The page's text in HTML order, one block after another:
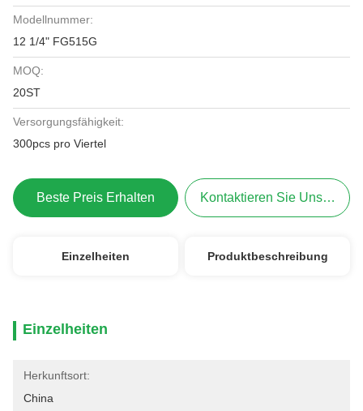
Modellnummer:
12 1/4" FG515G
MOQ:
20ST
Versorgungsfähigkeit:
300pcs pro Viertel
Beste Preis Erhalten Kontaktieren Sie Uns Jetzt
Einzelheiten Produktbeschreibung
Einzelheiten
Herkunftsort:
China